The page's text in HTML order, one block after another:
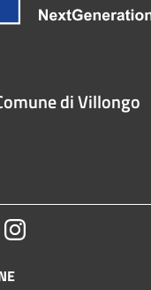
di Villongo
Instagram